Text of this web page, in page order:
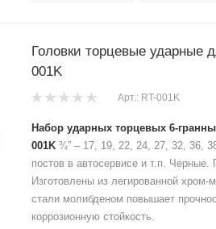
Головки торцевые ударные
001K
Арт.: RT-001K
Набор ударных торцевых 6-
001K ¾” – 17, 19, 22, 24, 27, 32, 36,
постов в автосервисе и т.п. Черные.
Изготовлены из легированной хром-
стали молибденом повышает
коррозионную стойкость.